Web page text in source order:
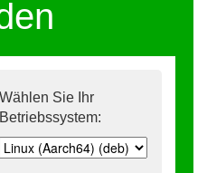
Wählen Sie Ihr
Betriebssystem: